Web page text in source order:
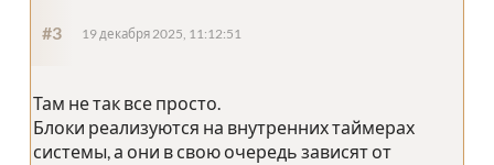
#3 19 декабря 2025, 11:12:51
Там не так все просто.
Блоки реализуются на внутренних таймерах
системы, а они в свою очередь зависят от